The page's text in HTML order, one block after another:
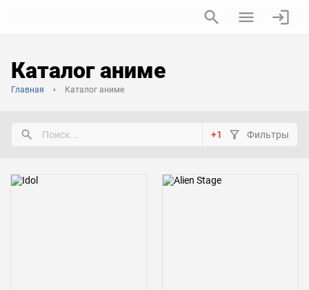
Каталог аниме
Главная Каталог аниме
+1 Фильтры